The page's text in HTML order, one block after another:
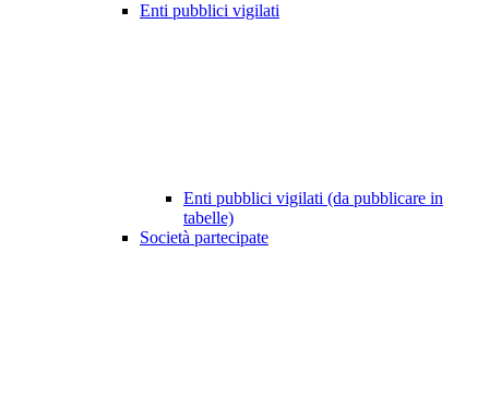
Enti pubblici vigilati
Enti pubblici vigilati (da pubblicare in
tabelle)
Società partecipate